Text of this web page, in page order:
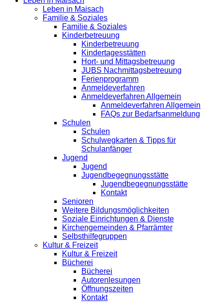
Leben in Maisach
Familie & Soziales
Familie & Soziales
Kinderbetreuung
Kinderbetreuung
Kindertagesstätten
Hort- und Mittagsbetreuung
JUBS Nachmittagsbetreuung
Ferienprogramm
Anmeldeverfahren
Anmeldeverfahren Allgemein
Anmeldeverfahren Allgemein
FAQs zur Bedarfsanmeldung
Schulen
Schulen
Schulwegkarten & Tipps für
Schulanfänger
Jugend
Jugend
Jugendbegegnungsstätte
Jugendbegegnungsstätte
Kontakt
Senioren
Weitere Bildungsmöglichkeiten
Soziale Einrichtungen & Dienste
Kirchengemeinden & Pfarrämter
Selbsthilfegruppen
Kultur & Freizeit
Kultur & Freizeit
Bücherei
Bücherei
Autorenlesungen
Öffnungszeiten
Kontakt